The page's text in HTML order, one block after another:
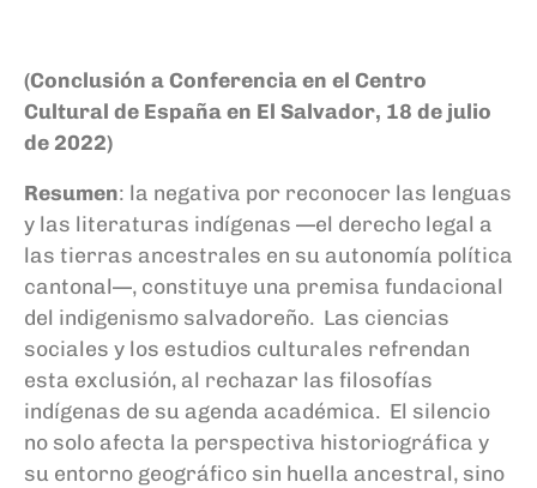
(Conclusión a Conferencia en el Centro
Cultural de España en El Salvador, 18 de julio
de 2022)
Resumen: la negativa por reconocer las lenguas
y las literaturas indígenas —el derecho legal a
las tierras ancestrales en su autonomía política
cantonal—, constituye una premisa fundacional
del indigenismo salvadoreño. Las ciencias
sociales y los estudios culturales refrendan
esta exclusión, al rechazar las filosofías
indígenas de su agenda académica. El silencio
no solo afecta la perspectiva historiográfica y
su entorno geográfico sin huella ancestral, sino